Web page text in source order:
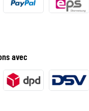
avec